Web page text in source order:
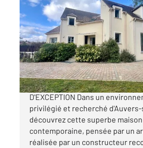
AUVERS SUR OISE 95
185,59 m , 6 pièces
Ref : 677735
Maison à vendre
649 000 €
AUVERS-SUR-OISE MAISON
D'EXCEPTION Dans un
privilégié et recherché d'Auvers-
découvrez cette superbe maison
contemporaine, pensée par un
réalisée par un constructeur